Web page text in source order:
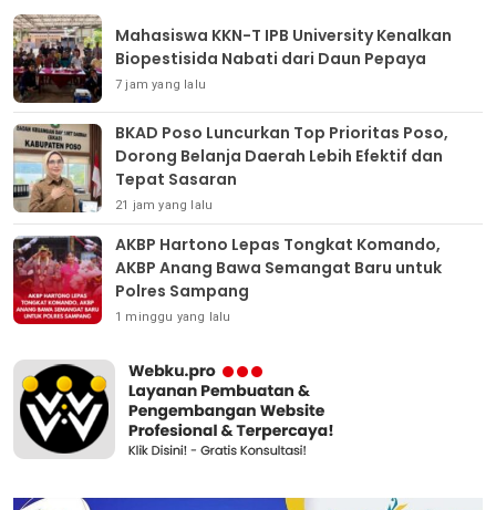
Mahasiswa KKN-T IPB University Kenalkan
Biopestisida Nabati dari Daun Pepaya
7 jam yang lalu
BKAD Poso Luncurkan Top Prioritas Poso,
Dorong Belanja Daerah Lebih Efektif dan
Tepat Sasaran
21 jam yang lalu
AKBP Hartono Lepas Tongkat Komando,
AKBP Anang Bawa Semangat Baru untuk
Polres Sampang
1 minggu yang lalu